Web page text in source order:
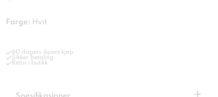
Farge: Hvit
60 dagers åpent kjøp
Sikker betaling
Retur i butikk